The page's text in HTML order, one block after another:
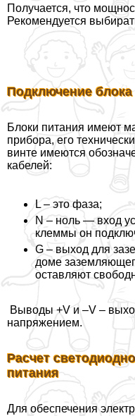
Получается, что
Рекомендуется
Подключение блока
Блоки питания имеют
прибора, его
винте имеются
кабелей:
L – это фаза;
N – ноль — вход
клеммы он
G – выход для
доме
оставляют
Выводы +V и –V –
напряжением.
Расчет
питания
Для обеспечения